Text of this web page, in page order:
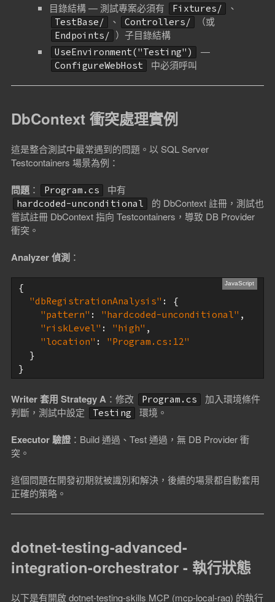
目錄結構 — 測試專案必須有
Fixtures/ 、
TestBase/ 、 Controllers/ （或
Endpoints/ ）子目錄結構
UseEnvironment("Testing") —
ConfigureWebHost 中必須呼叫
DbContext 衝突處理實例
這是整合測試中最常遇到的問題。以 SQL Server
Testcontainers 場景為例：
問題： Program.cs 中有
hardcoded-unconditional
的 DbContext 註冊，測試也
嘗試註冊 DbContext 指向 Testcontainers，導致 DB Provider
衝突。
Analyzer 偵測：
{
"dbRegistrationAnalysis" : {
"pattern" : "hardcoded-unconditional" ,
"riskLevel" : "high" ,
"location" : "Program.cs:12"
  }
}
Writer 套用 Strategy A ：修改 Program.cs
加入環境條件
判斷，測試中設定
Testing 環境。
Executor 驗證：Build 通過、Test 通過，無 DB Provider 衝
突。
這個問題在開發初期就被識別和解決，後續的場景都自動套用
正確的策略。
dotnet-testing-advanced-
integration-orchestrator - 執行狀態
以下是有開啟 dotnet-testing-skills MCP (mcp-local-rag) 的執行